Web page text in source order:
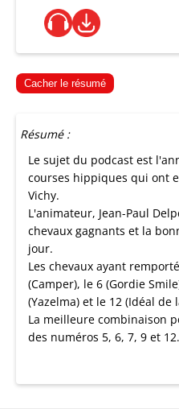
Cacher le résumé
Résumé :
Le sujet du podcast est
courses hippiques qui ont
Vichy.
L'animateur, Jean-Paul
chevaux gagnants et la
jour.
Les chevaux ayant
(Camper), le 6 (Gordie
(Yazelma) et le 12 (Idéal de
La meilleure combinaison
des numéros 5, 6, 7, 9 et